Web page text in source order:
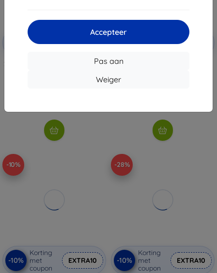
Accepteer
Pas aan
Weiger
met
EXTRA10
3MK HardGlass gehard glas voor
-10%
met
EXTRA10
3MK Film ARC+ Redmi 13C 5G full
-10%
-10%
Korting
met
coupon
EXTRA10
-28%
-10%
Korting
met
coupon
EXTRA10